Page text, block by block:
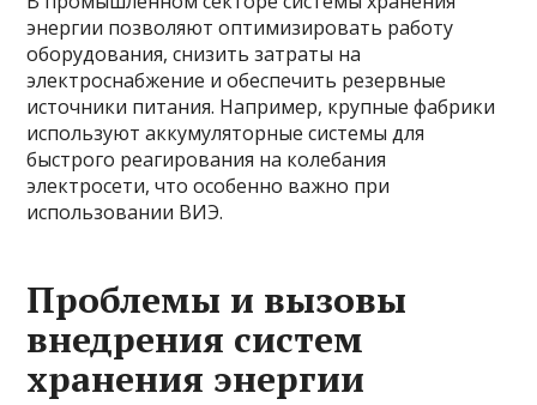
энергии позволяют оптимизировать работу
оборудования, снизить затраты на
электроснабжение и обеспечить резервные
источники питания. Например, крупные фабрики
используют аккумуляторные системы для
быстрого реагирования на колебания
электросети, что особенно важно при
использовании ВИЭ.
Проблемы и вызовы
внедрения систем
хранения энергии